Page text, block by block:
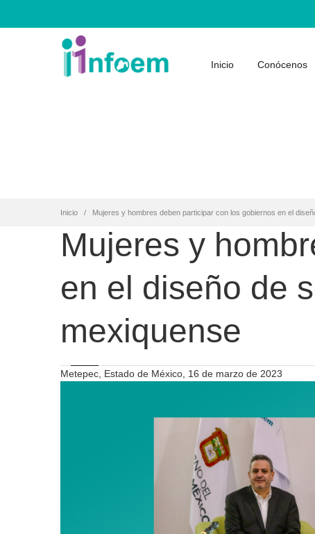
Inicio Conócenos
Inicio Mujeres y hombres deben participar con los gobiernos en el
Mujeres y
en el diseño de
mexiquense
Metepec, Estado de México, 16 de marzo de 2023